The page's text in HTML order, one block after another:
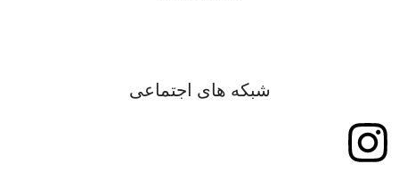
شبکه های اجتماعی